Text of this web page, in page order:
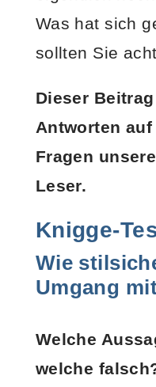
Was hat sich
sollten Sie
Dieser
Antworten
Fragen
Leser.
Knigge-
Wie
Umgang
Welche
welche